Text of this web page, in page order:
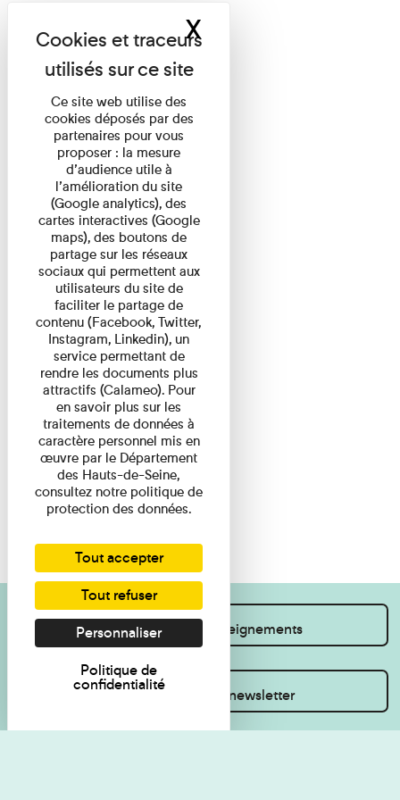
Je souhaite des renseignements
Inscrivez-vous à la newsletter
Ce site web utilise des
cookies déposés par des
partenaires pour vous
proposer : la mesure
d’audience utile à
l’amélioration du site
(Google analytics), des
cartes interactives (Google
maps), des boutons de
partage sur les réseaux
sociaux qui permettent aux
utilisateurs du site de
faciliter le partage de
contenu (Facebook, Twitter,
Instagram, Linkedin), un
service permettant de
rendre les documents plus
attractifs (Calameo). Pour
en savoir plus sur les
traitements de données à
caractère personnel mis en
œuvre par le Département
des Hauts-de-Seine,
consultez notre politique de
protection des données.
Tout accepter
Tout refuser
Personnaliser
Politique de
confidentialité
XMasquer le